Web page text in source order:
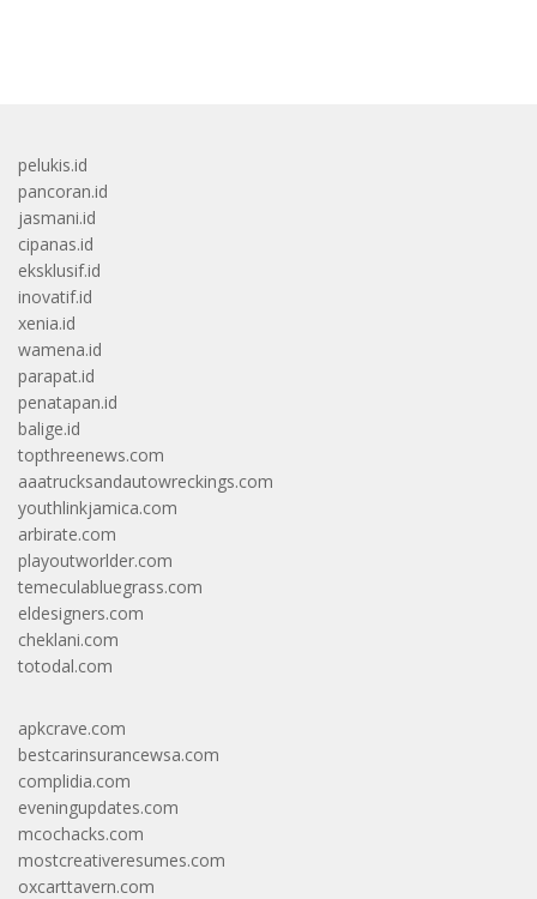
pelukis.id
pancoran.id
jasmani.id
cipanas.id
eksklusif.id
inovatif.id
xenia.id
wamena.id
parapat.id
penatapan.id
balige.id
topthreenews.com
aaatrucksandautowreckings.com
youthlinkjamica.com
arbirate.com
playoutworlder.com
temeculabluegrass.com
eldesigners.com
cheklani.com
totodal.com
apkcrave.com
bestcarinsurancewsa.com
complidia.com
eveningupdates.com
mcochacks.com
mostcreativeresumes.com
oxcarttavern.com